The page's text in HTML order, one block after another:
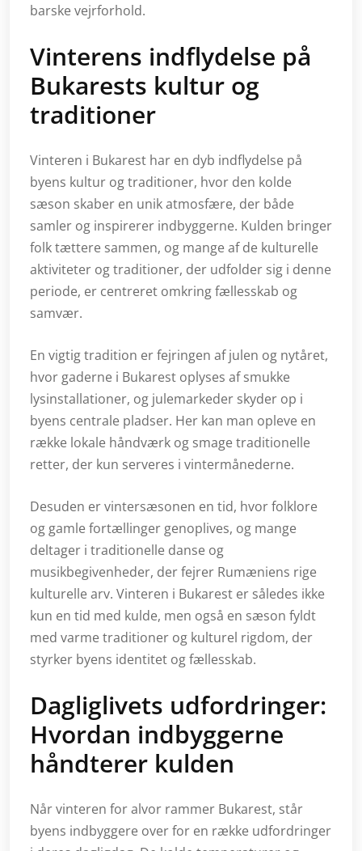
barske vejrforhold.
Vinterens indflydelse på
Bukarests kultur og
traditioner
Vinteren i Bukarest har en dyb indflydelse på
byens kultur og traditioner, hvor den kolde
sæson skaber en unik atmosfære, der både
samler og inspirerer indbyggerne. Kulden bringer
folk tættere sammen, og mange af de kulturelle
aktiviteter og traditioner, der udfolder sig i denne
periode, er centreret omkring fællesskab og
samvær.
En vigtig tradition er fejringen af julen og nytåret,
hvor gaderne i Bukarest oplyses af smukke
lysinstallationer, og julemarkeder skyder op i
byens centrale pladser. Her kan man opleve en
række lokale håndværk og smage traditionelle
retter, der kun serveres i vintermånederne.
Desuden er vintersæsonen en tid, hvor folklore
og gamle fortællinger genoplives, og mange
deltager i traditionelle danse og
musikbegivenheder, der fejrer Rumæniens rige
kulturelle arv. Vinteren i Bukarest er således ikke
kun en tid med kulde, men også en sæson fyldt
med varme traditioner og kulturel rigdom, der
styrker byens identitet og fællesskab.
Dagliglivets udfordringer:
Hvordan indbyggerne
håndterer kulden
Når vinteren for alvor rammer Bukarest, står
byens indbyggere over for en række udfordringer